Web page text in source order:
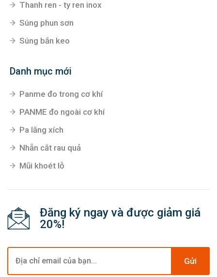
Thanh ren - ty ren inox
Súng phun sơn
Súng bắn keo
Danh mục mới
Panme đo trong cơ khí
PANME đo ngoài cơ khí
Pa lăng xích
Nhẵn cắt rau quả
Mũi khoét lỗ
Đăng ký ngay và được giảm giá
20%!
Gửi